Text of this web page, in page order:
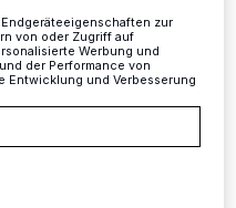
den Sportverein"
22 Sportvereine aus
Hilden, Velbert,
mit einer Förderung in
von
oder
zur
von oder Zugriff auf
Werbung und
der Performance von
Entwicklung und Verbesserung